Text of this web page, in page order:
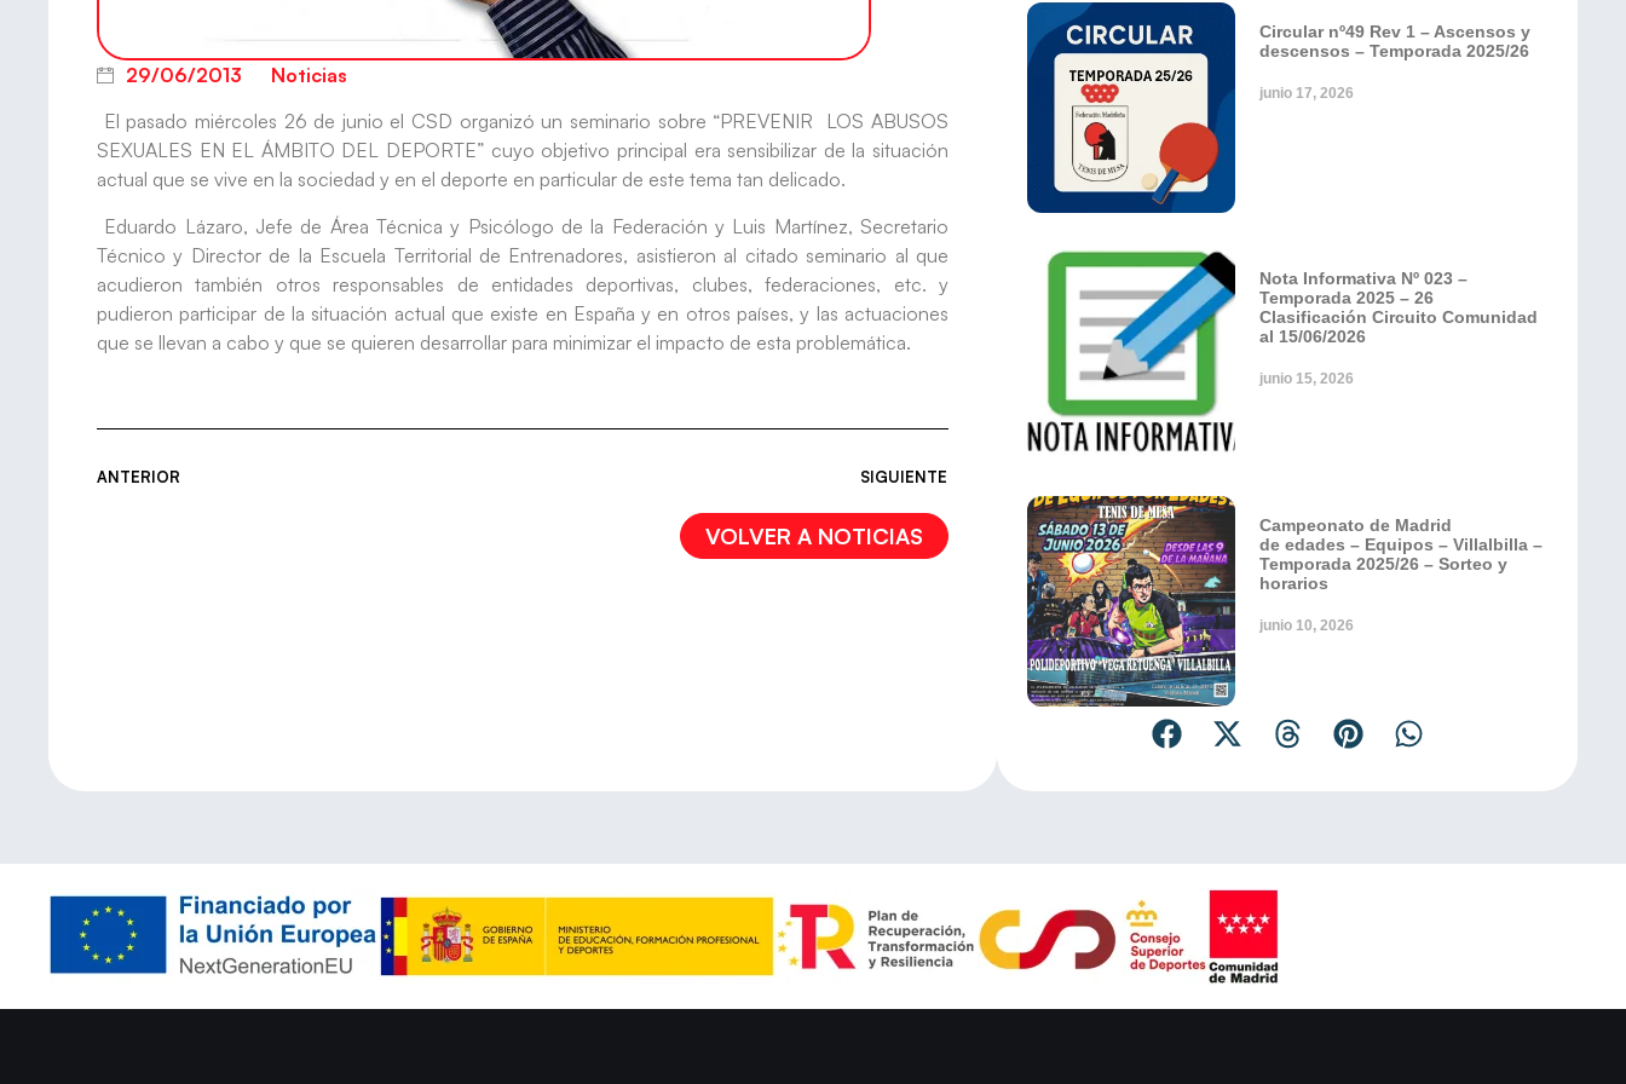
29/06/2013
Noticias
El pasado miércoles 26 de junio el CSD organizó un seminario sobre “PREVENIR LOS ABUSOS
SEXUALES EN EL ÁMBITO DEL DEPORTE” cuyo objetivo principal era sensibilizar de la situación
actual que se vive en la sociedad y en el deporte en particular de este tema tan delicado.
Eduardo Lázaro, Jefe de Área Técnica y Psicólogo de la Federación y Luis Martínez, Secretario
Técnico y Director de la Escuela Territorial de Entrenadores, asistieron al citado seminario al que
acudieron también otros responsables de entidades deportivas, clubes, federaciones, etc. y
pudieron participar de la situación actual que existe en España y en otros países, y las actuaciones
que se llevan a cabo y que se quieren desarrollar para minimizar el impacto de esta problemática.
ANTERIOR SIGUIENTE
VOLVER A NOTICIAS
Circular nº49 Rev 1 – Ascensos y
descensos – Temporada 2025/26
junio 17, 2026
Nota Informativa Nº 023 –
Temporada 2025 – 26
Clasificación Circuito Comunidad
al 15/06/2026
junio 15, 2026
Campeonato de Madrid
de edades – Equipos – Villalbilla –
Temporada 2025/26 – Sorteo y
horarios
junio 10, 2026